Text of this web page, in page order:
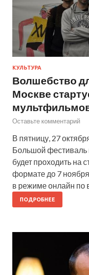
КУЛЬТУРА
Волшебство
Москве
Оставьте комментарий
В пятницу, 27
Большой
будет проходить на
формате до 7
в режиме онлайн по
ПОДРОБНЕЕ